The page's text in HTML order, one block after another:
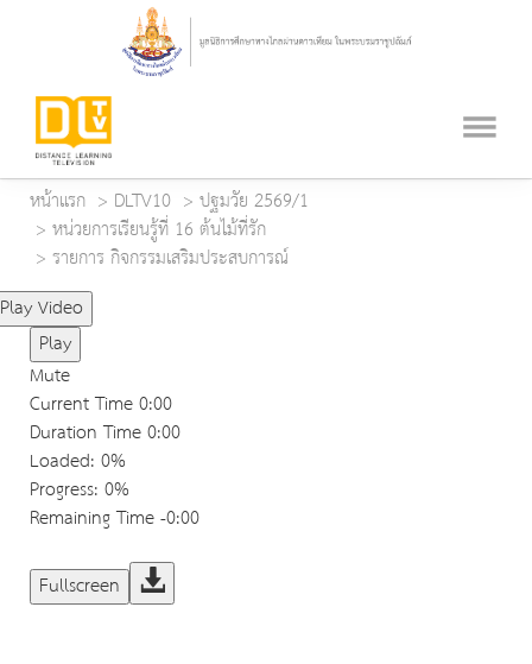
หน้าแรก DLTV10
ปฐมวัย 2569/1
หน่วยการเรียนรู้ที่ 16 ต้นไม้ที่รัก
รายการ กิจกรรมเสริมประสบการณ์
Play Video
Play
Mute
Current Time0:00
Duration Time0:00
Loaded: 0%
Progress: 0%
Remaining Time-0:00
Fullscreen